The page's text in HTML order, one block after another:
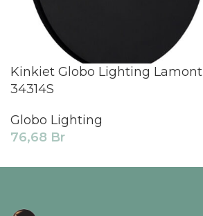
Kinkiet Globo Lighting Lamont
34314S
Globo Lighting
76,68 Br